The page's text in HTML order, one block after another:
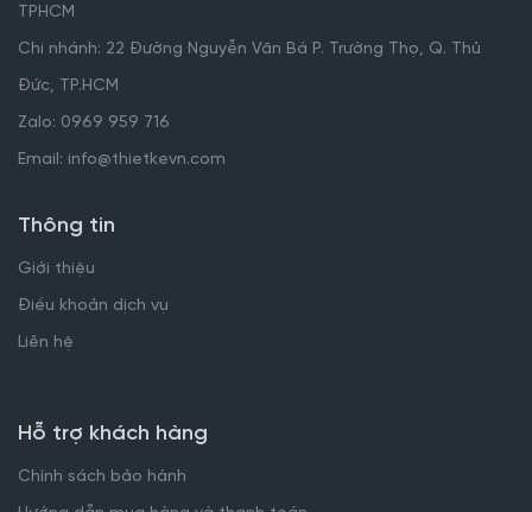
TPHCM
Chi nhánh: 22 Đường Nguyễn Văn Bá P. Trường Thọ, Q. Thủ
Đức, TP.HCM
Zalo: 0969 959 716
Email: info@thietkevn.com
Thông tin
Giới thiệu
Điều khoản dịch vụ
Liên hệ
Hỗ trợ khách hàng
Chính sách bảo hành